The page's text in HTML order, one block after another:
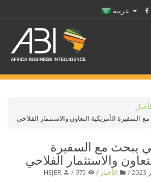
حدد ملفا
السفيرة الأمريكية التعاون والاستثمار الفلاحي
يبحث مع السفيرة
والاستثمار الفلاحي
الأخبار /
HEJER